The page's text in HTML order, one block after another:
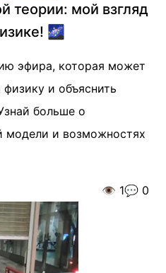
теории: мой взгляд
🌌
эфира, которая может
и объяснить
больше о
модели и возможностях
👁️ 1💬 0